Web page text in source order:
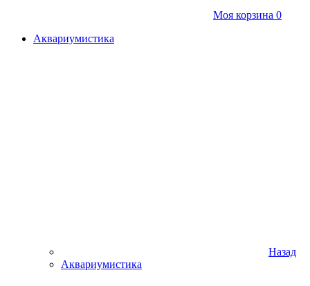
Моя корзина 0
Аквариумистика
Назад
Аквариумистика